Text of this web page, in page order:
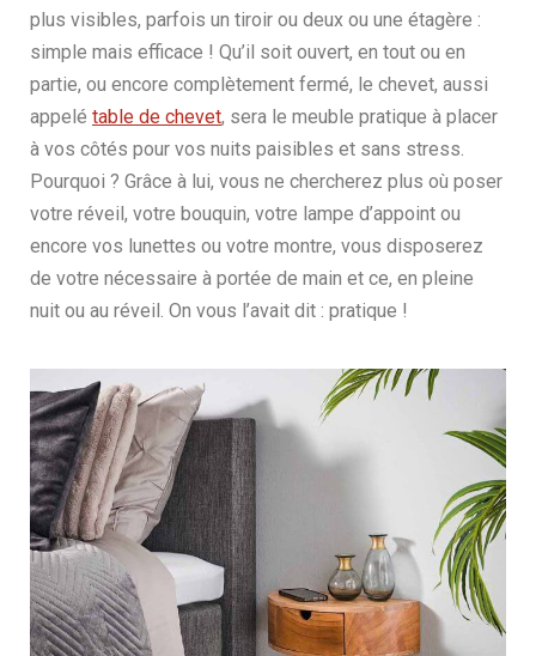
plus visibles, parfois un tiroir ou deux ou une étagère :
simple mais efficace ! Qu’il soit ouvert, en tout ou en
partie, ou encore complètement fermé, le chevet, aussi
appelé table de chevet, sera le meuble pratique à placer
à vos côtés pour vos nuits paisibles et sans stress.
Pourquoi ? Grâce à lui, vous ne chercherez plus où poser
votre réveil, votre bouquin, votre lampe d’appoint ou
encore vos lunettes ou votre montre, vous disposerez
de votre nécessaire à portée de main et ce, en pleine
nuit ou au réveil. On vous l’avait dit : pratique !